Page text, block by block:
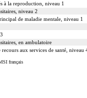
à la reproduction, niveau 1
niveau 2
de maladie mentale, niveau 1
en ambulatoire
aux services de santé, niveau
français